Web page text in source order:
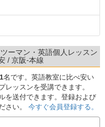
ーマン・英語個人レッスン
/ 京阪-本線
名です。英語教室に比べ安い
レッスンを受講できます。
を送付できます。登録および
さい。 今すぐ会員登録する。